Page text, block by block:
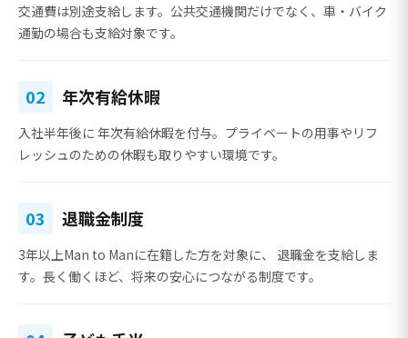
交通費は別途支給します。公共交通機関だけでなく、車・バイク
通勤の場合も支給対象です。
02 年次有給休暇
入社半年後に 年次有給休暇を付与。プライベートの用事やリフ
レッシュのための休暇も取りやすい環境です。
03 退職金制度
3年以上Man to Manに在籍した方を対象に、 退職金を支給しま
す。長く働くほど、将来の安心につながる制度です。